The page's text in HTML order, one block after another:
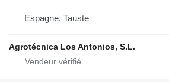
Espagne, Tauste
Agrotécnica Los Antonios, S.L.